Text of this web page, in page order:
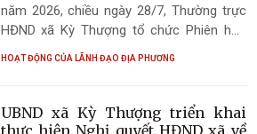
năm 2026, chiều ngày 28/7, Thường trực
HĐND xã Kỳ Thượng tổ chức Phiên họp
thứ tư khóa XXI, nhiệm kỳ 2026 - 2031
giữa năm 2026); đánh giá kết quả thực
hiện nhiệm vụ tháng 7, triển khai nhiệm vụ
HOẠT ĐỘNG CỦA LÃNH ĐẠO ĐỊA PHƯƠNG
UBND xã Kỳ Thượng triển khai
thực hiện Nghị quyết HĐND xã về